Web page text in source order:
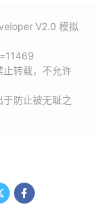
V2.0 模拟
止转载，不允许
防止被无耻之
